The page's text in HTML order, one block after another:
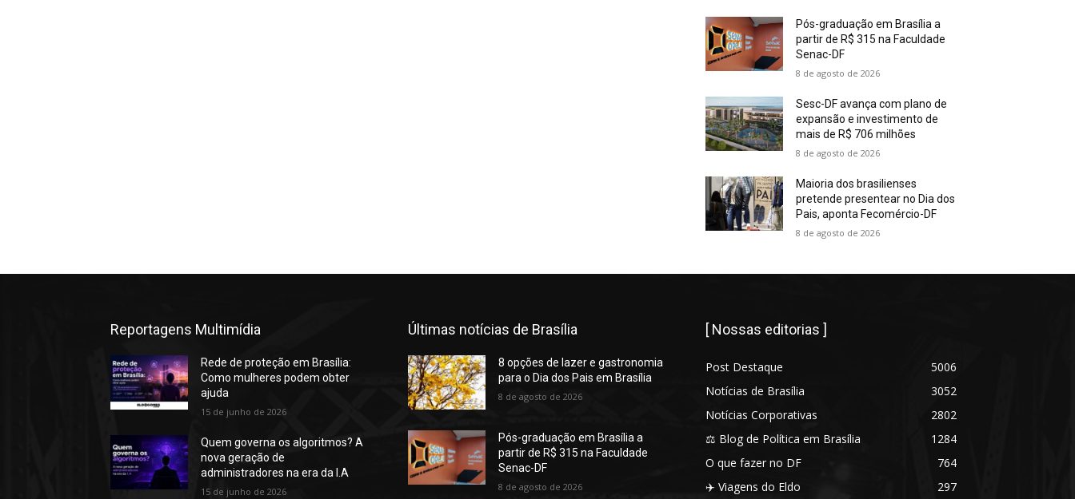
Pós-graduação em Brasília a
partir de R$ 315 na Faculdade
Senac-DF
8 de agosto de 2026
Sesc-DF avança com plano de
expansão e investimento de
mais de R$ 706 milhões
8 de agosto de 2026
Maioria dos brasilienses
pretende presentear no Dia dos
Pais, aponta Fecomércio-DF
8 de agosto de 2026
Reportagens Multimídia
Rede de proteção em Brasília:
Como mulheres podem obter
ajuda
15 de junho de 2026
Quem governa os algoritmos? A
nova geração de
administradores na era da I.A
15 de junho de 2026
Últimas notícias de Brasília
8 opções de lazer e gastronomia
para o Dia dos Pais em Brasília
8 de agosto de 2026
Pós-graduação em Brasília a
partir de R$ 315 na Faculdade
Senac-DF
8 de agosto de 2026
[ Nossas editorias ]
Post Destaque
5006
Notícias de Brasília
3052
Notícias Corporativas
2802
⚖️ Blog de Política em Brasília
1284
O que fazer no DF
764
✈️ Viagens do Eldo
297